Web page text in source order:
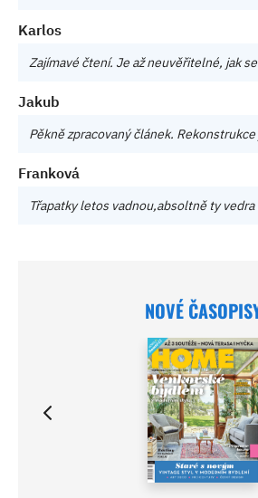
Karlos
Zajímavé čtení. Je až neuvěřitelné, jak
Jakub
Pěkně zpracovaný článek.
Franková
Třapatky letos vadnou,absoltně ty vedra
NOVÉ